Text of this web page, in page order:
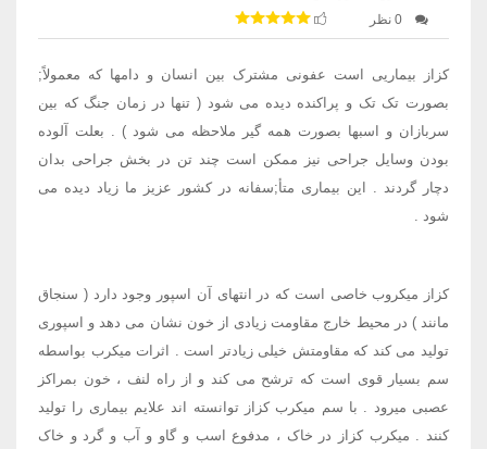
0 نظر
کزاز بیماریی است عفونی مشترک بین انسان و دامها که معمولاً;
بصورت تک تک و پراکنده دیده می شود ( تنها در زمان جنگ که بین
سربازان و اسبها بصورت همه گیر ملاحظه می شود ) . بعلت آلوده
بودن وسایل جراحی نیز ممکن است چند تن در بخش جراحی بدان
دچار گردند . این بیماری متأ;سفانه در کشور عزیز ما زیاد دیده می
شود .
کزاز میکروب خاصی است که در انتهای آن اسپور وجود دارد ( سنجاق
مانند ) در محیط خارج مقاومت زیادی از خون نشان می دهد و اسپوری
تولید می کند که مقاومتش خیلی زیادتر است . اثرات میکرب بواسطه
سم بسیار قوی است که ترشح می کند و از راه لنف ، خون بمراکز
عصبی میرود . با سم میکرب کزاز توانسته اند علایم بیماری را تولید
کنند . میکرب کزاز در خاک ، مدفوع اسب و گاو و آب و گرد و خاک